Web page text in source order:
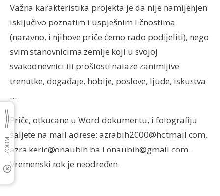
Važna karakteristika projekta je da nije namijenjen
isključivo poznatim i uspješnim ličnostima
(naravno, i njihove priče ćemo rado podijeliti), nego
svim stanovnicima zemlje koji u svojoj
svakodnevnici ili prošlosti nalaze zanimljive
trenutke, događaje, hobije, poslove, ljude, iskustva
…
Priče, otkucane u Word dokumentu, i fotografiju
šaljete na mail adrese: azrabih2000@hotmail.com,
azra.keric@onaubih.ba i onaubih@gmail.com.
Vremenski rok je neodređen.